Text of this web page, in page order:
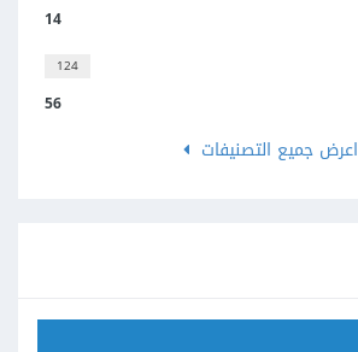
14
124
56
اعرض جميع التصنيفات